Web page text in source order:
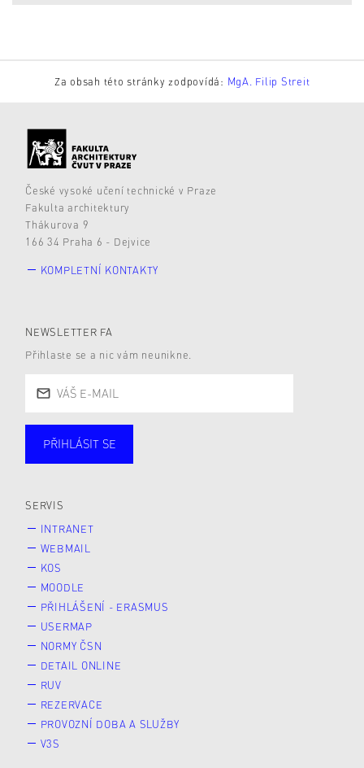
Za obsah této stránky zodpovídá: MgA. Filip Streit
České vysoké učení technické v Praze
Fakulta architektury
Thákurova 9
166 34 Praha 6 - Dejvice
KOMPLETNÍ KONTAKTY
NEWSLETTER FA
Přihlaste se a nic vám neunikne.
PŘIHLÁSIT SE
SERVIS
INTRANET
WEBMAIL
KOS
MOODLE
PŘIHLÁŠENÍ - ERASMUS
USERMAP
NORMY ČSN
DETAIL ONLINE
RUV
REZERVACE
PROVOZNÍ DOBA A SLUŽBY
V3S